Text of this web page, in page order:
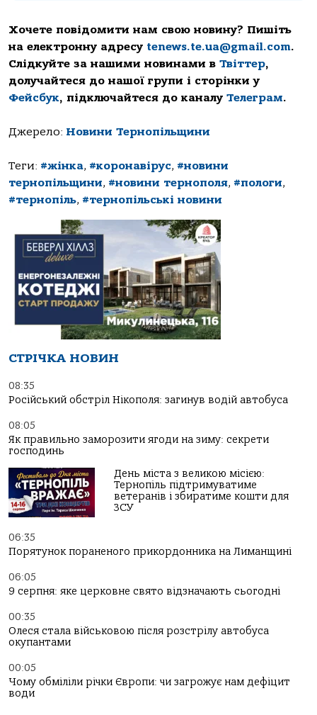
Хочете повідомити нам свою новину? Пишіть
на електронну адресу tenews.te.ua@gmail.com.
Слідкуйте за нашими новинами в Твіттер,
долучайтеся до нашої групи і сторінки у
Фейсбук, підключайтеся до каналу Телеграм.
Джерело: Новини Тернопільщини
Теги: #жінка, #коронавірус, #новини
тернопільщини, #новини тернополя, #пологи,
#тернопіль, #тернопільські новини
СТРІЧКА НОВИН
08:35
Російський обстріл Нікополя: загинув водій автобуса
08:05
Як правильно заморозити ягоди на зиму: секрети
господинь
День міста з великою місією:
Тернопіль підтримуватиме
ветеранів і збиратиме кошти для
ЗСУ
06:35
Порятунок пораненого прикордонника на Лиманщині
06:05
9 серпня: яке церковне свято відзначають сьогодні
00:35
Олеся стала військовою після розстрілу автобуса
окупантами
00:05
Чому обміліли річки Європи: чи загрожує нам дефіцит
води